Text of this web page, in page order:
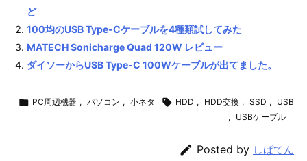
ど
100均のUSB Type-Cケーブルを4種類試してみた
MATECH Sonicharge Quad 120W レビュー
ダイソーからUSB Type-C 100Wケーブルが出てました。
 PC周辺機器 , パソコン , 小ネタ  HDD , HDD交換 , SSD ,
USB
,
USBケーブル
 Posted by しばてん